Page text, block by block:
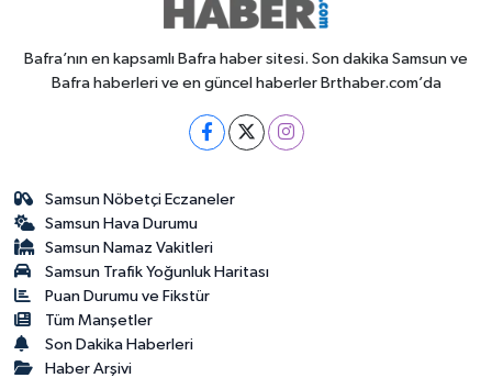
Bafra’nın en kapsamlı Bafra haber sitesi. Son dakika Samsun ve
Bafra haberleri ve en güncel haberler Brthaber.com’da
Samsun Nöbetçi Eczaneler
Samsun Hava Durumu
Samsun Namaz Vakitleri
Samsun Trafik Yoğunluk Haritası
Puan Durumu ve Fikstür
Tüm Manşetler
Son Dakika Haberleri
Haber Arşivi